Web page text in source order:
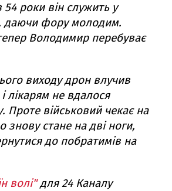
54 роки він служить у
даючи фору молодим.
Володимир перебуває
виходу дрон влучив
лікарям не вдалося
Проте військовий чекає на
знову стане на дві ноги,
до побратимів на
волі"для 24 Каналу